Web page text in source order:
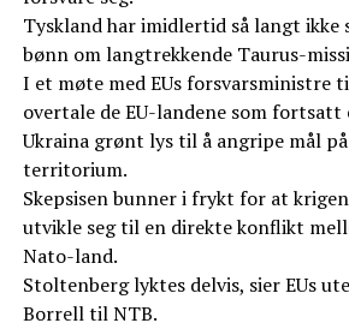
Tyskland har imidlertid så langt ikke
bønn om langtrekkende Taurus-
I et møte med EUs forsvarsministre
overtale de EU-landene som fortsatt
Ukraina grønt lys til å angripe mål
territorium.
Skepsisen bunner i frykt for at
utvikle seg til en direkte konflikt
Nato-land.
Stoltenberg lyktes delvis, sier EUs
Borrell til NTB.